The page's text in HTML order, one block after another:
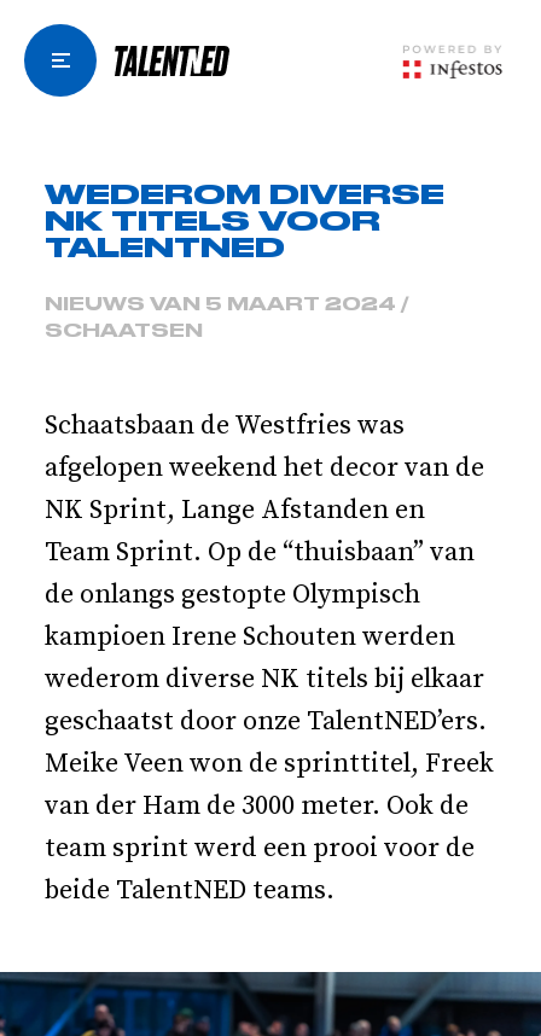
WEDEROM DIVERSE
NK TITELS VOOR
TALENTNED
NIEUWS VAN 5 MAART 2024 /
SCHAATSEN
Schaatsbaan de Westfries was
afgelopen weekend het decor van de
NK Sprint, Lange Afstanden en
Team Sprint. Op de “thuisbaan” van
de onlangs gestopte Olympisch
kampioen Irene Schouten werden
wederom diverse NK titels bij elkaar
geschaatst door onze TalentNED’ers.
Meike Veen won de sprinttitel, Freek
van der Ham de 3000 meter. Ook de
team sprint werd een prooi voor de
beide TalentNED teams.